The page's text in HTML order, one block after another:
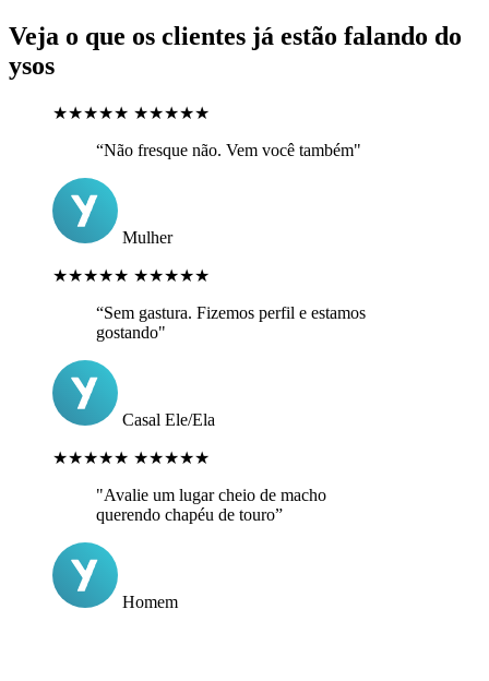
Veja o que os clientes já estão falando do
ysos
★★★★★ ★★★★★
“Não fresque não. Vem você também"
Mulher
★★★★★ ★★★★★
“Sem gastura. Fizemos perfil e estamos
gostando"
Casal Ele/Ela
★★★★★ ★★★★★
"Avalie um lugar cheio de macho
querendo chapéu de touro”
Homem